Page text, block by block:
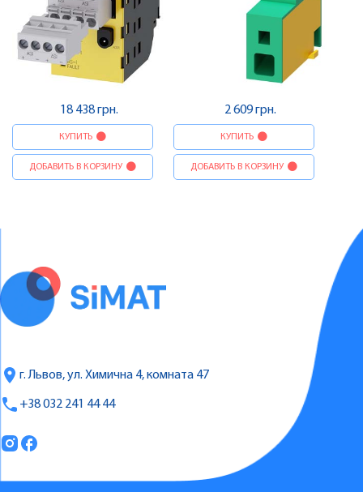
18 438 грн.
КУПИТЬ
ДОБАВИТЬ В КОРЗИНУ
2 609 грн.
КУПИТЬ
ДОБАВИТЬ В КОРЗИНУ
г. Львов, ул. Химична 4, комната 47
+38 032 241 44 44